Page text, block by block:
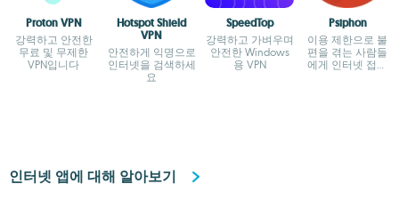
Proton VPN
강력하고 안전한
무료 및 무제한
VPN입니다
Hotspot Shield
VPN
안전하게 익명으로
인터넷을 검색하세
요
SpeedTop
강력하고 가벼우며
안전한 Windows
용 VPN
Psiphon
이용 제한으로 불
편을 겪는 사람들
에게 인터넷 접근
인터넷 앱에 대해 알아보기